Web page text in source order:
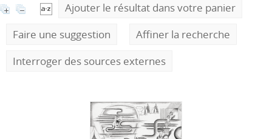
Ajouter le résultat dans votre panier
Faire une suggestion
Affiner la recherche
Interroger des sources externes